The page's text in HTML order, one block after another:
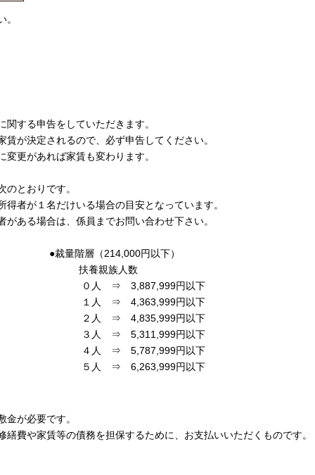
する申告をしていただきます。
決定されるので、必ず申告してください。
更があれば家賃も変わります。
のとおりです。
者が１名だけいる場合の目安となっています。
ある場合は、係員までお問い合わせ下さい。
裁量階層（214,000円以下）
養親族人数
０人 ⇒ 3,887,999円以下
１人 ⇒ 4,363,999円以下
２人 ⇒ 4,835,999円以下
３人 ⇒ 5,311,999円以下
４人 ⇒ 5,787,999円以下
５人 ⇒ 6,263,999円以下
が必要です。
費や家賃等の債務を担保するために、お支払いいただくものです。